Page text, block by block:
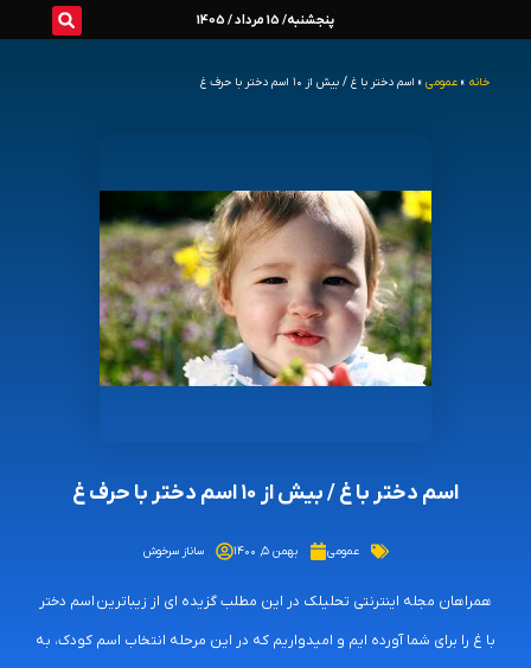
پنجشنبه/ 15 مرداد / 1405
خانه » عمومی » اسم دختر با غ / بیش از ۱۰ اسم دختر با حرف غ
اسم دختر با غ / بیش از ۱۰ اسم دختر با حرف غ
عمومی بهمن ۵, ۱۴۰۰ ساناز سرخوش
همراهان مجله اینترنتی تحلیلک در این مطلب گزیده ای از زیباترین اسم دختر
با غ را برای شما آورده ایم و امیدواریم که در این مرحله انتخاب اسم کودک، به